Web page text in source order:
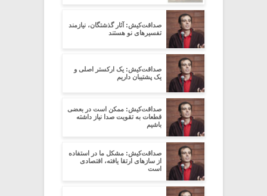
صداقت‌کیش: آثار گذشتگان، نیازمند
تفسیرهای نو هستند
صداقت‌کیش: یک ارکستر اصلی و
یک پشتیبان داریم
صداقت‌کیش: ممکن است در بعضی
قطعات به تقویت صدا نیاز داشته
باشیم
صداقت‌کیش: مشکل ما در استفاده
از سازهای ارتقا یافته، اقتصادی
است